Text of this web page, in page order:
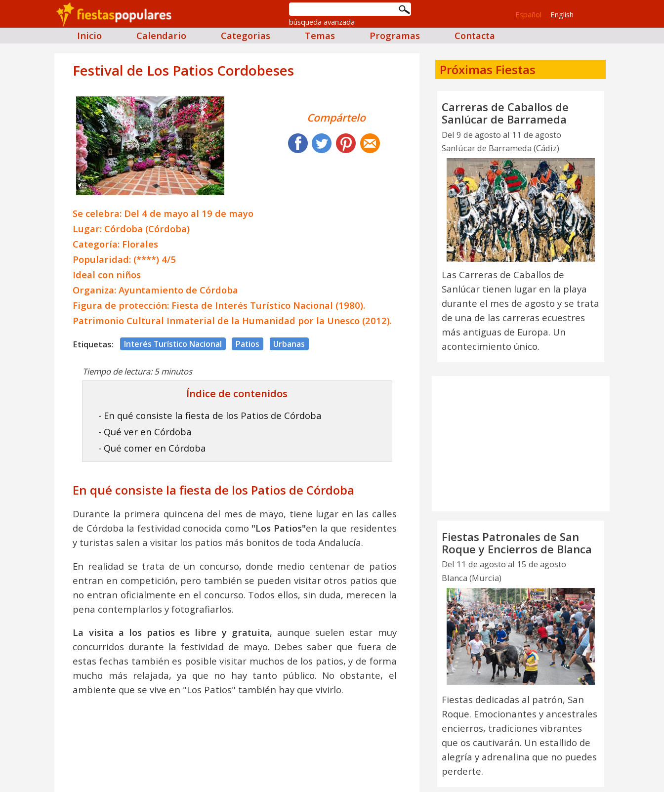
búsqueda avanzada
Español English
Inicio Calendario Categorias Temas Programas Contacta
Festival de Los Patios Cordobeses
Compártelo
Se celebra: Del 4 de mayo al 19 de mayo
Lugar: Córdoba (Córdoba)
Categoría: Florales
Popularidad: (****) 4/5
Ideal con niños
Organiza: Ayuntamiento de Córdoba
Figura de protección: Fiesta de Interés Turístico Nacional (1980).
Patrimonio Cultural Inmaterial de la Humanidad por la Unesco (2012).
Etiquetas: Interés Turístico Nacional Patios Urbanas
Tiempo de lectura: 5 minutos
Índice de contenidos
- En qué consiste la fiesta de los Patios de Córdoba
- Qué ver en Córdoba
- Qué comer en Córdoba
En qué consiste la fiesta de los Patios de Córdoba
Durante la primera quincena del mes de mayo, tiene lugar en las calles
de Córdoba la festividad conocida como "Los Patios"en la que residentes
y turistas salen a visitar los patios más bonitos de toda Andalucía.
En realidad se trata de un concurso, donde medio centenar de patios
entran en competición, pero también se pueden visitar otros patios que
no entran oficialmente en el concurso. Todos ellos, sin duda, merecen la
pena contemplarlos y fotografiarlos.
La visita a los patios es libre y gratuita, aunque suelen estar muy
concurridos durante la festividad de mayo. Debes saber que fuera de
estas fechas también es posible visitar muchos de los patios, y de forma
mucho más relajada, ya que no hay tanto público. No obstante, el
ambiente que se vive en "Los Patios" también hay que vivirlo.
Próximas Fiestas
Carreras de Caballos de
Sanlúcar de Barrameda
Del 9 de agosto al 11 de agosto
Sanlúcar de Barrameda (Cádiz)
Las Carreras de Caballos de
Sanlúcar tienen lugar en la playa
durante el mes de agosto y se trata
de una de las carreras ecuestres
más antiguas de Europa. Un
acontecimiento único.
Fiestas Patronales de San
Roque y Encierros de Blanca
Del 11 de agosto al 15 de agosto
Blanca (Murcia)
Fiestas dedicadas al patrón, San
Roque. Emocionantes y ancestrales
encierros, tradiciones vibrantes
que os cautivarán. Un estallido de
alegría y adrenalina que no puedes
perderte.